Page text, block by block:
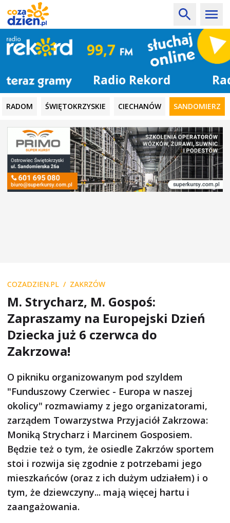
Radio Rekord
RADOM ŚWIĘTOKRZYSKIE CIECHANÓW SANDOMIERZ
COZADZIEN.PL ZAKRZÓW
M. Strycharz, M. Gospoś:
Zapraszamy na Europejski Dzień
Dziecka już 6 czerwca do
Zakrzowa!
O pikniku organizowanym pod szyldem
"Funduszowy Czerwiec - Europa w naszej
okolicy" rozmawiamy z jego organizatorami,
zarządem Towarzystwa Przyjaciół Zakrzowa:
Moniką Strycharz i Marcinem Gosposiem.
Będzie też o tym, że osiedle Zakrzów sportem
stoi i rozwija się zgodnie z potrzebami jego
mieszkańców (oraz z ich dużym udziałem) i o
tym, że dziewczyny... mają więcej hartu i
zaangażowania.